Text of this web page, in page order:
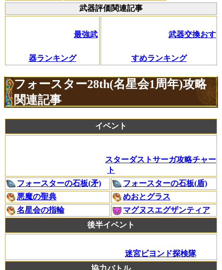
武器評価関連記事
最強武
器ランキング
武器交換おす
すめランキング
フォースター28th(名星会1周年)攻略
関連記事
イベント
スターダストサーガ攻略チャー
ト
フォースターの石板(矛)
フォースターの石板(盾)
悪魔の聖典
めおとグラス
名星会の指輪
マグヌスエグザンティア
後半イベント
迷宮ビヨンド探検隊
協力バトル